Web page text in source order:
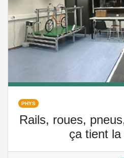
PHYS
Rails, roues,
ça tient la